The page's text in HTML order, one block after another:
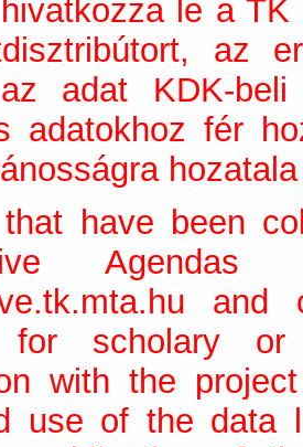
le a
az
adat KDK-
adatokhoz fér
have been
for scholary
with the
use of the data